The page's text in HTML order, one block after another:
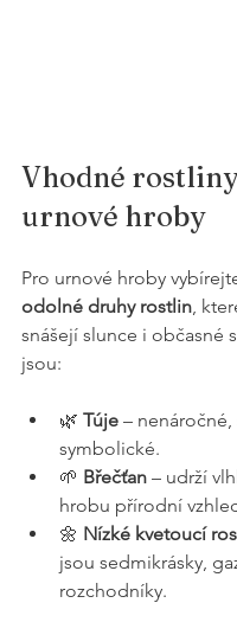
Vhodné
urnové hroby
Pro urnové hroby
odolné druhy rostlin,
snášejí slunce i občasné
jsou:
🌿 Túje –
symbolické.
🌱 Břečťan – udrží
hrobu přírodní
🌼 Nízké kvetoucí
jsou sedmikrásky,
rozchodníky.